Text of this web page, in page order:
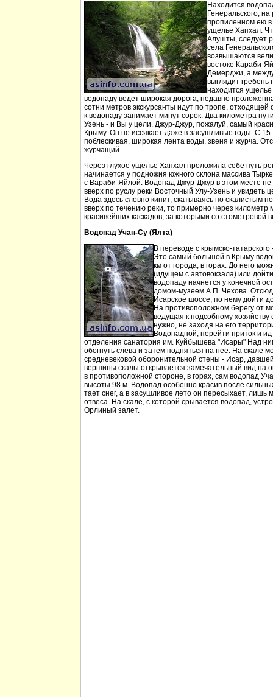
Находится
Генеральского,
пропиленном ею в
ущелье Хапхал.
Алушты, следует
села
возвышаются
востоке Караби-
Демерджи, а
выглядит гребень
находится
водопаду ведет широкая дорога, недавно
сотни метров экскурсанты идут по тропе, отходящей
к водопаду занимает минут сорок. Два километра
Узень - и Вы у цели. Джур-Джур, пожалуй, самый
Крыму. Он не иссякает даже в засушливые годы. С
поблескивая, широкая лента воды, звеня и журча.
журчащий.
Через глухое ущелье Хапхал проложила себе путь
начинается у подножия южного склона массива
с Вараби-Яйлой. Водопад Джур-Джур в этом месте
вверх по руслу реки Восточный Улу-Узень и увидеть
Вода здесь словно кипит, скатываясь по скалистым
вверх по течению реки, то примерно через километр
красивейших каскадов, за которыми со стометровой
Водопад Учан-Су (Ялта)
В переводе с крымско-
Это самый большой в Крыму
км от города, в горах. До него
(идущем с автовокзала) или
водопаду начнется у конечной
домом-музеем А.П. Чехова.
Исарское шоссе, по нему дойти
На противоположном берегу от
ведущая к подсобному
нужно, не заходя на его
Водопадной, перейти приток и
отделения санатория им. Куйбышева "Исары" Над
обогнуть слева и затем подняться на нее. На скале
средневековой оборонительной стены - Исар,
вершины скалы открывается замечательный вид на
в противоположной стороне, в горах, сам водопад
высоты 98 м. Водопад особенно красив после
тает снег, а в засушливое лето он пересыхает, лишь
отвеса. На скале, с которой срывается водопад,
Орлиный залет.